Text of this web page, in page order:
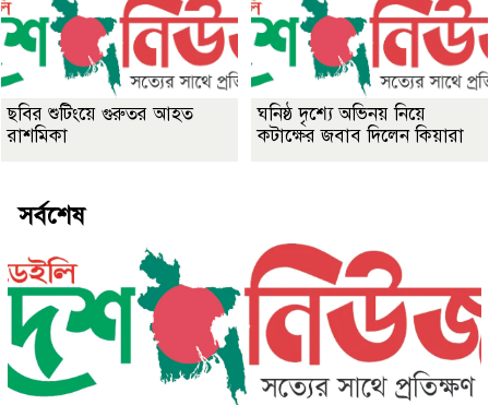
ছবির শুটিংয়ে গুরুতর আহত
রাশমিকা
ঘনিষ্ঠ দৃশ্যে অভিনয় নিয়ে
কটাক্ষের জবাব দিলেন কিয়ারা
সর্বশেষ